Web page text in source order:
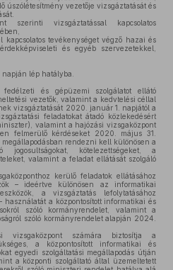
úszólétesítmény vezetője vizsgáztatását és
szerinti vizsgáztatással kapcsolatos
kapcsolatos tevékenységet végző hazai és
és egyéb szervezetekkel,
lép hatályba.
és gépüzemi szolgálatot ellátó
vezetők, valamint a kedvtelési céllal
vizsgáztatását 2020. január 1. napjától a
feladatokat átadó közlekedésért
valamint a hajózási vizsgaközpont
felmerülő kérdéseket 2020. május 31.
rendezni kell különösen a
jogosultságokat, kötelezettségeket, a
valamint a feladat ellátását szolgáló
kerülő feladatok ellátásához
– ideértve különösen az informatikai
a vizsgáztatás lefolytatásához
használatát a központosított informatikai és
szóló kormányrendelet, valamint a
szóló kormányrendelet alapján 2024.
számára biztosítja a
a központosított informatikai és
egyedi szolgáltatási megállapodás útján
a központi szolgáltató által üzemeltetett